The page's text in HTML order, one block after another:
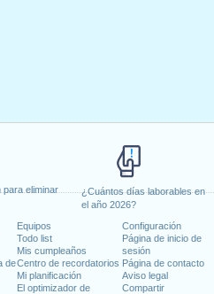
para eliminar
¿Cuántos días laborables en
el año 2026?
de
Equipos
Todo list
Mis cumpleaños
Centro de recordatorios
Mi planificación
El optimizador de
Configuración
Página de inicio de
sesión
Página de contacto
Aviso legal
Compartir